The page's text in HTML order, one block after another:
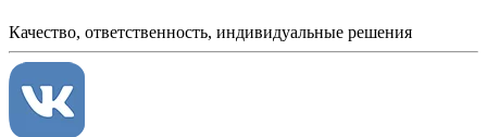
Качество, ответственность, индивидуальные решения